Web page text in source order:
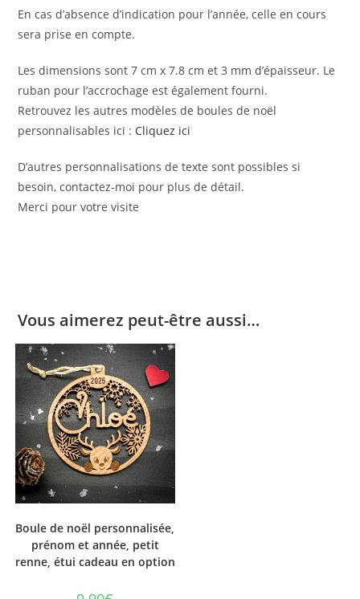
En cas d’absence d’indication pour l’année, celle en cours
sera prise en compte.
Les dimensions sont 7 cm x 7.8 cm et 3 mm d’épaisseur. Le
ruban pour l’accrochage est également fourni.
Retrouvez les autres modèles de boules de noël
personnalisables ici : Cliquez ici
D’autres personnalisations de texte sont possibles si
besoin, contactez-moi pour plus de détail.
Merci pour votre visite
Vous aimerez peut-être aussi…
Boule de noël personnalisée,
prénom et année, petit
renne, étui cadeau en option